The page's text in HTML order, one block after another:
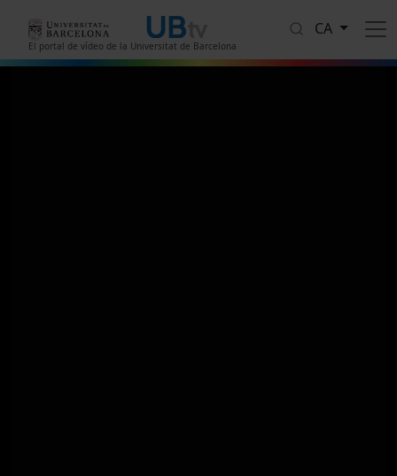
El portal de vídeo de la Universitat de Barcelona
CA